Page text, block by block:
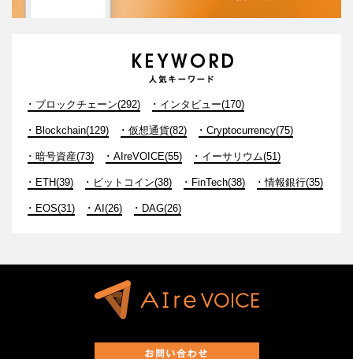
ブロックチェーン(292) インタビュー(170)
Blockchain(129) 仮想通貨(82) Cryptocurrency(75)
暗号資産(73) AIreVOICE(55) イーサリウム(51)
ETH(39) ビットコイン(38) FinTech(38) 情報銀行(35)
EOS(31) AI(26) DAG(26)